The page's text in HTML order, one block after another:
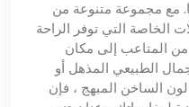
مع مجموعة متنوعة من
الخاصة التي توفر الراحة
من المتاعب إلى مكان
الطبيعي المذهل أو
الساخن المبهج ، فإن